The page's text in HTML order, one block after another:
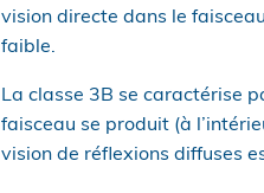
vision directe dans le
faible.
La classe 3B se caractérise
faisceau se produit (à
vision de réflexions diffuses